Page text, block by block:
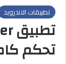
تطبيقات الاندرويد
تحكم